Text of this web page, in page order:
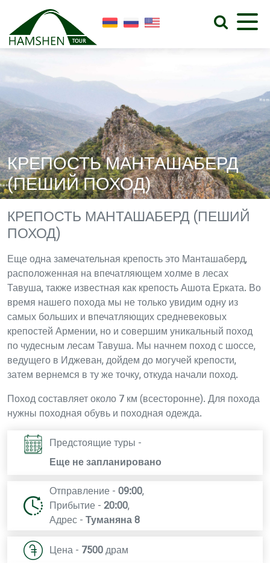
КРЕПОСТЬ МАНТАШАБЕРД
(ПЕШИЙ ПОХОД)
КРЕПОСТЬ МАНТАШАБЕРД (ПЕШИЙ
ПОХОД)
Еще одна замечательная крепость это Манташаберд,
расположенная на впечатляющем холме в лесах
Тавуша, также известная как крепость Ашота Ерката. Во
время нашего похода мы не только увидим одну из
самых больших и впечатляющих средневековых
крепостей Армении, но и совершим уникальный поход
по чудесным лесам Тавуша. Мы начнем поход с шоссе,
ведущего в Иджеван, дойдем до могучей крепости,
затем вернемся в ту же точку, откуда начали поход.
Поход составляет около 7 км (всесторонне). Для похода
нужны походная обувь и походная одежда.
Предстоящие туры -
Еще не запланировано
Отправление - 09:00,
Прибытие - 20:00,
Адрес - Туманяна 8
Цена - 7500 драм